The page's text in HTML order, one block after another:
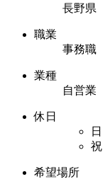
長野県
職業
事務職
業種
自営業
休日
日
祝
希望場所